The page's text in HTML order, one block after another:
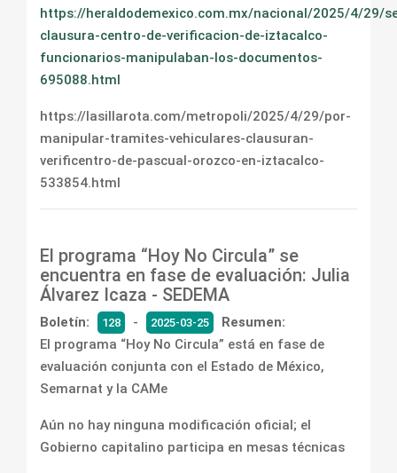
https://heraldodemexico.com.mx/nacional/2025/4/29/
clausura-centro-de-verificacion-de-iztacalco-
funcionarios-manipulaban-los-documentos-
695088.html
https://lasillarota.com/metropoli/2025/4/29/por-
manipular-tramites-vehiculares-clausuran-
verificentro-de-pascual-orozco-en-iztacalco-
533854.html
El programa “Hoy No Circula” se
encuentra en fase de evaluación: Julia
Álvarez Icaza - SEDEMA
Boletín: 128 - 2025-03-25
Resumen:
El programa “Hoy No Circula” está en fase de
evaluación conjunta con el Estado de México,
Semarnat y la CAMe
Aún no hay ninguna modificación oficial; el
Gobierno capitalino participa en mesas técnicas